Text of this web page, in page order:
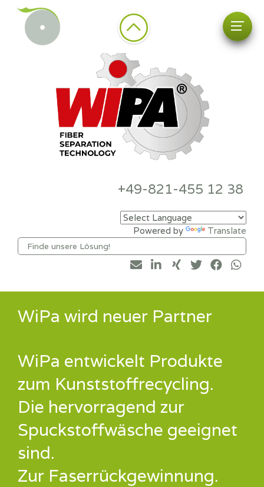
+49-821-455 12 38
Powered by Translate
WiPa wird neuer Partner
WiPa entwickelt Produkte
zum Kunststoffrecycling.
Die hervorragend zur
Spuckstoffwäsche geeignet
sind.
Zur Faserrückgewinnung.